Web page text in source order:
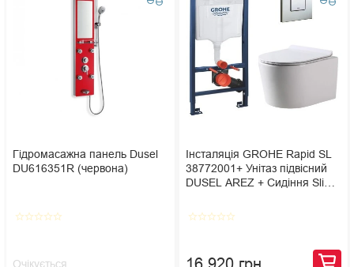
Гідромасажна панель Dusel
DU616351R (червона)
star_borderstar_borderstar_borderstar_borderstar_border
Очікується
Інсталяція GROHE Rapid SL
38772001+ Унітаз підвісний
DUSEL AREZ + Сидіння Slim
Grohe Skate Cosmopolitan
star_borderstar_borderstar_borderstar_borderstar_border